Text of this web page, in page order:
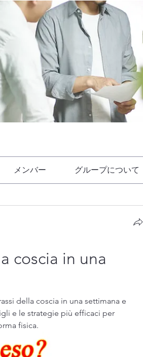
メンバー グループについて
coscia in una
della coscia in una settimana e
e le strategie più efficaci per
fisica.